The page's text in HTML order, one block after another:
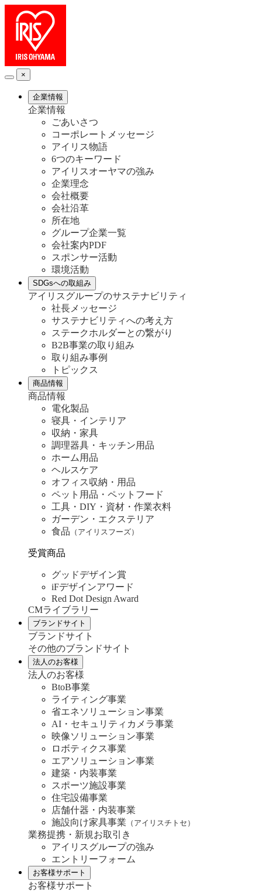
×
企業情報
企業情報
ごあいさつ
コーポレートメッセージ
アイリス物語
6つのキーワード
アイリスオーヤマの強み
企業理念
会社概要
会社沿革
所在地
グループ企業一覧
会社案内PDF
スポンサー活動
環境活動
SDGsへの取組み
アイリスグループのサステナビリティ
社長メッセージ
サステナビリティへの考え方
ステークホルダーとの繋がり
B2B事業の取り組み
取り組み事例
トピックス
商品情報
商品情報
電化製品
寝具・インテリア
収納・家具
調理器具・キッチン用品
ホーム用品
ヘルスケア
オフィス収納・用品
ペット用品・ペットフード
工具・DIY・資材・作業衣料
ガーデン・エクステリア
食品 （アイリスフーズ）
受賞商品
グッドデザイン賞
iFデザインアワード
Red Dot Design Award
CMライブラリー
ブランドサイト
ブランドサイト
その他のブランドサイト
法人のお客様
法人のお客様
BtoB事業
ライティング事業
省エネソリューション事業
AI・セキュリティカメラ事業
映像ソリューション事業
ロボティクス事業
エアソリューション事業
建築・内装事業
スポーツ施設事業
住宅設備事業
店舗什器・内装事業
施設向け家具事業 （アイリスチトセ）
業務提携・新規お取引き
アイリスグループの強み
エントリーフォーム
お客様サポート
お客様サポート